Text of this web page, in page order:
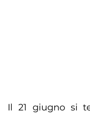
Il 21 giugno si